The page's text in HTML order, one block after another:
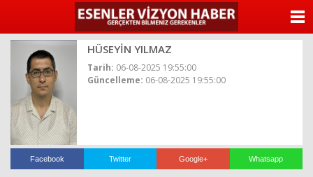
HÜSEYİN YILMAZ
Tarih: 06-08-2025 19:55:00
Güncelleme: 06-08-2025 19:55:00
Facebook Twitter Google+ Whatsapp
ANASAYFA
YAZARLAR